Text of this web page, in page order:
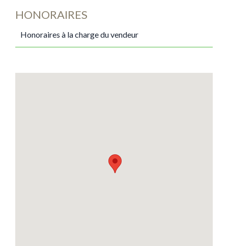
HONORAIRES
Honoraires à la charge du vendeur